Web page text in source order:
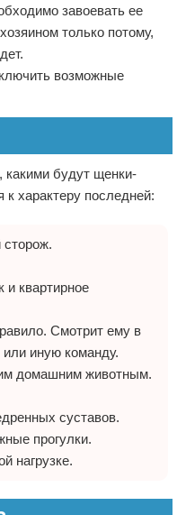
завоевать ее
только потому,
возможные
какими будут щенки-
к характеру последней:
и квартирное
Смотрит ему в
или иную команду.
домашним животным.
суставов.
прогулки.
нагрузке.